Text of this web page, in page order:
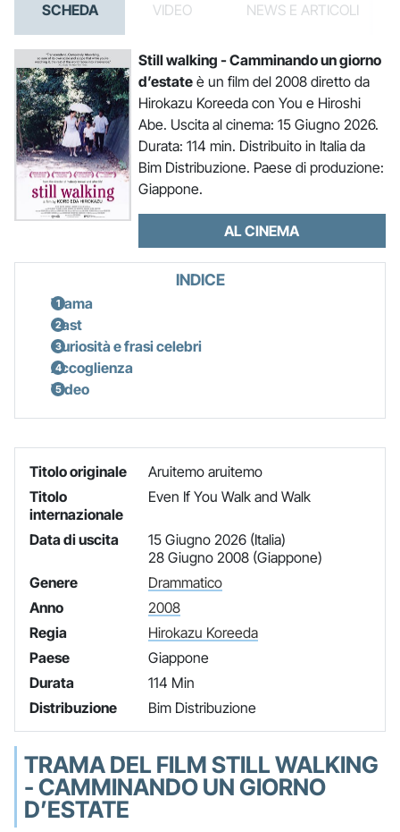
SCHEDA VIDEO NEWS E ARTICOLI
Still walking - Camminando un giorno
d’estateè un film del 2008 diretto da
Hirokazu Koreeda con You e Hiroshi
Abe. Uscita al cinema: 15 Giugno 2026.
Durata: 114 min. Distribuito in Italia da
Bim Distribuzione. Paese di produzione:
Giappone.
AL CINEMA
INDICE
Trama
Cast
Curiosità e frasi celebri
Accoglienza
Video
Titolo originale
Aruitemo aruitemo
Titolo
internazionale
Even If You Walk and Walk
Data di uscita
15 Giugno 2026 (Italia)
28 Giugno 2008 (Giappone)
Genere
Drammatico
Anno
2008
Regia
Hirokazu Koreeda
Paese
Giappone
Durata
114 Min
Distribuzione
Bim Distribuzione
TRAMA DEL FILM STILL WALKING
- CAMMINANDO UN GIORNO
D’ESTATE